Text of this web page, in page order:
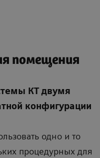
помещения
КТ двумя
конфигурации
одно и то
процедурных для